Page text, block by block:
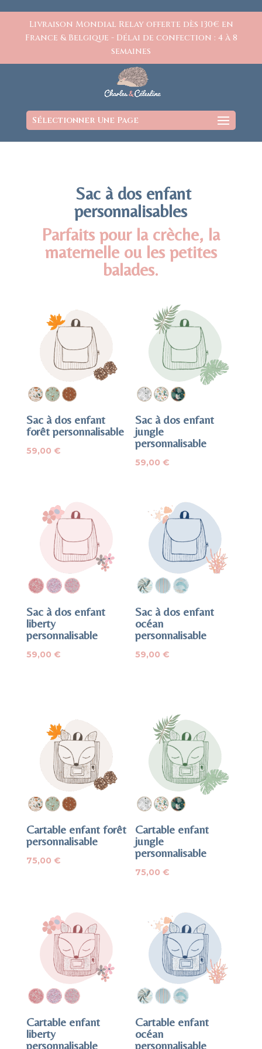
Livraison Mondial Relay offerte dès 130€ en
France & Belgique - Délai de confection : 4 à 8
semaines
Sélectionner Une Page
Sac à dos enfant
personnalisables
Parfaits pour la crèche, la
maternelle ou les petites
balades.
Sac à dos enfant
forêt personnalisable
59,00 €
Sac à dos enfant
jungle
personnalisable
59,00€
Sac à dos enfant
liberty
personnalisable
59,00 €
Sac à dos enfant
océan
personnalisable
59,00€
Cartable enfant forêt
personnalisable
75,00 €
Cartable enfant
jungle
personnalisable
75,00€
Cartable enfant
liberty
personnalisable
Cartable enfant
océan
personnalisable